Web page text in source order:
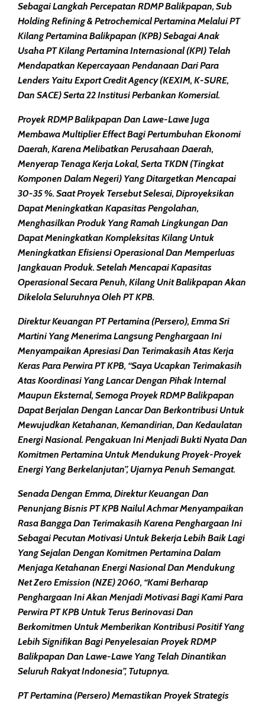
Sebagai Langkah Percepatan RDMP Balikpapan, Sub
Holding Refining & Petrochemical Pertamina Melalui PT
Kilang Pertamina Balikpapan (KPB) Sebagai Anak
Usaha PT Kilang Pertamina Internasional (KPI) Telah
Mendapatkan Kepercayaan Pendanaan Dari Para
Lenders Yaitu Export Credit Agency (KEXIM, K-SURE,
Dan SACE) Serta 22 Institusi Perbankan Komersial.
Proyek RDMP Balikpapan Dan Lawe-Lawe Juga
Membawa Multiplier Effect Bagi Pertumbuhan Ekonomi
Daerah, Karena Melibatkan Perusahaan Daerah,
Menyerap Tenaga Kerja Lokal, Serta TKDN (Tingkat
Komponen Dalam Negeri) Yang Ditargetkan Mencapai
30-35 %. Saat Proyek Tersebut Selesai, Diproyeksikan
Dapat Meningkatkan Kapasitas Pengolahan,
Menghasilkan Produk Yang Ramah Lingkungan Dan
Dapat Meningkatkan Kompleksitas Kilang Untuk
Meningkatkan Efisiensi Operasional Dan Memperluas
Jangkauan Produk. Setelah Mencapai Kapasitas
Operasional Secara Penuh, Kilang Unit Balikpapan Akan
Dikelola Seluruhnya Oleh PT KPB.
Direktur Keuangan PT Pertamina (Persero), Emma Sri
Martini Yang Menerima Langsung Penghargaan Ini
Menyampaikan Apresiasi Dan Terimakasih Atas Kerja
Keras Para Perwira PT KPB, “Saya Ucapkan Terimakasih
Atas Koordinasi Yang Lancar Dengan Pihak Internal
Maupun Eksternal, Semoga Proyek RDMP Balikpapan
Dapat Berjalan Dengan Lancar Dan Berkontribusi Untuk
Mewujudkan Ketahanan, Kemandirian, Dan Kedaulatan
Energi Nasional. Pengakuan Ini Menjadi Bukti Nyata Dan
Komitmen Pertamina Untuk Mendukung Proyek-Proyek
Energi Yang Berkelanjutan”, Ujarnya Penuh Semangat.
Senada Dengan Emma, Direktur Keuangan Dan
Penunjang Bisnis PT KPB Nailul Achmar Menyampaikan
Rasa Bangga Dan Terimakasih Karena Penghargaan Ini
Sebagai Pecutan Motivasi Untuk Bekerja Lebih Baik Lagi
Yang Sejalan Dengan Komitmen Pertamina Dalam
Menjaga Ketahanan Energi Nasional Dan Mendukung
Net Zero Emission (NZE) 2060, “Kami Berharap
Penghargaan Ini Akan Menjadi Motivasi Bagi Kami Para
Perwira PT KPB Untuk Terus Berinovasi Dan
Berkomitmen Untuk Memberikan Kontribusi Positif Yang
Lebih Signifikan Bagi Penyelesaian Proyek RDMP
Balikpapan Dan Lawe-Lawe Yang Telah Dinantikan
Seluruh Rakyat Indonesia’’, Tutupnya.
PT Pertamina (Persero) Memastikan Proyek Strategis